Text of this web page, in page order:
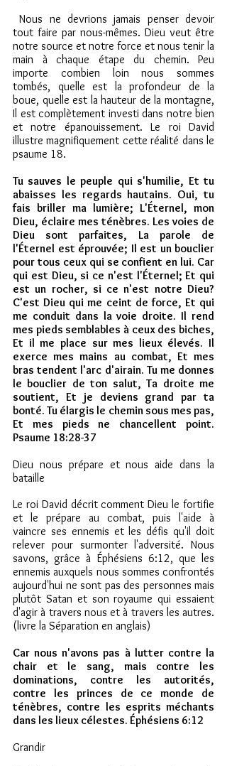
Nous ne devrions jamais penser devoir
tout faire par nous-mêmes. Dieu veut être
notre source et notre force et nous tenir la
main à chaque étape du chemin. Peu
importe combien loin nous sommes
tombés, quelle est la profondeur de la
boue, quelle est la hauteur de la montagne,
Il est complètement investi dans notre bien
et notre épanouissement. Le roi David
illustre magnifiquement cette réalité dans le
psaume 18.
Tu sauves le peuple qui s'humilie, Et tu
abaisses les regards hautains. Oui, tu
fais briller ma lumière; L'Éternel, mon
Dieu, éclaire mes ténèbres. Les voies de
Dieu sont parfaites, La parole de
l'Éternel est éprouvée; Il est un bouclier
pour tous ceux qui se confient en lui. Car
qui est Dieu, si ce n'est l'Éternel; Et qui
est un rocher, si ce n'est notre Dieu?
C'est Dieu qui me ceint de force, Et qui
me conduit dans la voie droite. Il rend
mes pieds semblables à ceux des biches,
Et il me place sur mes lieux élevés. Il
exerce mes mains au combat, Et mes
bras tendent l'arc d'airain. Tu me donnes
le bouclier de ton salut, Ta droite me
soutient, Et je deviens grand par ta
bonté. Tu élargis le chemin sous mes pas,
Et mes pieds ne chancellent point.
Psaume 18:28-37
Dieu nous prépare et nous aide dans la
bataille
Le roi David décrit comment Dieu le fortifie
et le prépare au combat, puis l'aide à
vaincre ses ennemis et les défis qu'il doit
relever pour surmonter l'adversité. Nous
savons, grâce à Éphésiens 6:12, que les
ennemis auxquels nous sommes confrontés
aujourd'hui ne sont pas des personnes mais
plutôt Satan et son royaume qui essaient
d'agir à travers nous et à travers les autres.
(livre la Séparation en anglais)
Car nous n'avons pas à lutter contre la
chair et le sang, mais contre les
dominations, contre les autorités,
contre les princes de ce monde de
ténèbres, contre les esprits méchants
dans les lieux célestes. Éphésiens 6:12
Grandir